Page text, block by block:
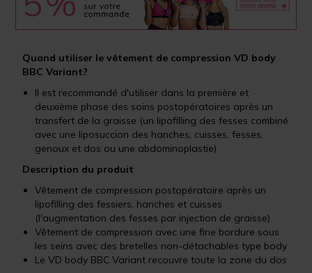
Quand utiliser le vêtement de compression VD body
BBC Variant?
Il est recommandé d'utiliser dans la première et
deuxième phase des soins postopératoires après un
transfert de la graisse (un lipofilling des fesses combiné
avec une liposuccion des hanches, cuisses, fesses,
genoux et dos ou une abdominoplastie)
Description du produit
Vêtement de compression postopératoire après un
lipofilling des fessiers, hanches et cuisses
(l'augmentation des fesses par injection de graisse)
Vêtement de compression avec une fine bordure sous
les seins avec des bretelles non-détachables type body
Le VD body BBC Variant recouvre toute la zone du dos